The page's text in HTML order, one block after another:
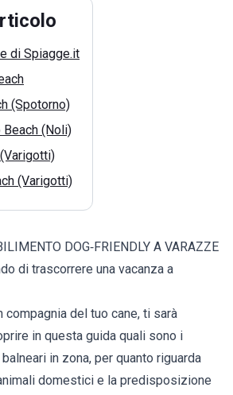
di Spiagge.it
(Spotorno)
(Noli)
(Varigotti)
DOG‑FRIENDLY A VARAZZE
di trascorrere una vacanza a
compagnia del tuo cane, ti sarà
in questa guida quali sono i
in zona, per quanto riguarda
domestici e la predisposizione